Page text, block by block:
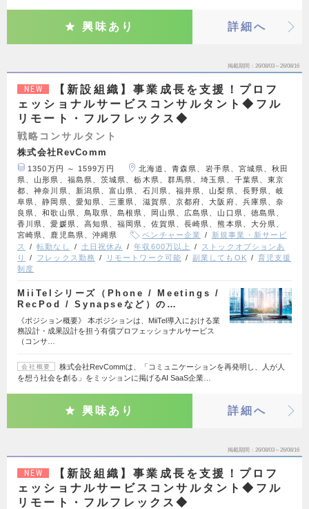
興味あり 詳細へ
掲載期間 26/08/03～26/08/16
NEW
【新設組織】事業成長を支援！プロフ
ェッショナルサービスコンサルタント◆フル
リモート・フルフレックス◆
戦略コンサルタント
株式会社RevComm
1350万円 ～ 1599万円
北海道、青森県、岩手県、宮城県、秋田
県、山形県、福島県、茨城県、栃木県、群馬県、埼玉県、千葉県、東京
都、神奈川県、新潟県、富山県、石川県、福井県、山梨県、長野県、岐
阜県、静岡県、愛知県、三重県、滋賀県、京都府、大阪府、兵庫県、奈
良県、和歌山県、鳥取県、島根県、岡山県、広島県、山口県、徳島県、
香川県、愛媛県、高知県、福岡県、佐賀県、長崎県、熊本県、大分県、
宮崎県、鹿児島県、沖縄県
ベンチャー企業
新規事業・新サービ
ス
転勤なし 土日祝休み 年収600万以上
ストックオプションあ
り
フレックス勤務 リモートワーク可能 副業してもOK
育児支援
制度
MiiTelシリーズ（Phone / Meetings /
RecPod / Synapseなど）の…
《ポジション概要》 本ポジションは、MiiTel導入における業
務設計・成果設計を担う有償プロフェッショナルサービス
（コンサ…
会社概要
株式会社RevCommは、「コミュニケーションを再発明し、人が人
を想う社会を創る」をミッションに掲げるAI SaaS企業…
興味あり 詳細へ
掲載期間 26/08/03～26/08/16
NEW
【新設組織】事業成長を支援！プロフ
ェッショナルサービスコンサルタント◆フル
リモート・フルフレックス◆